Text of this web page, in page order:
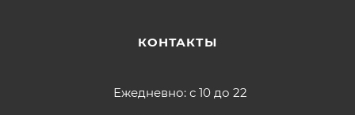
КОНТАКТЫ
Ежедневно: с 10 до 22